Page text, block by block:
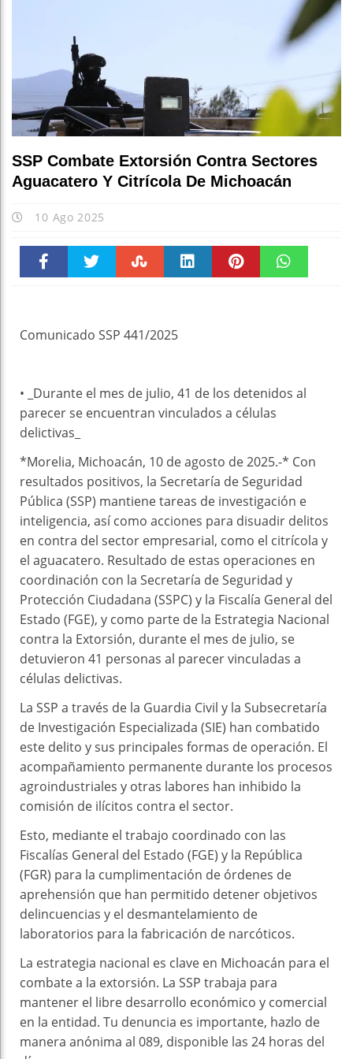
SSP Combate Extorsión Contra Sectores
Aguacatero Y Citrícola De Michoacán
10 Ago 2025
Comunicado SSP 441/2025
• _Durante el mes de julio, 41 de los detenidos al
parecer se encuentran vinculados a células
delictivas_
*Morelia, Michoacán, 10 de agosto de 2025.-* Con
resultados positivos, la Secretaría de Seguridad
Pública (SSP) mantiene tareas de investigación e
inteligencia, así como acciones para disuadir delitos
en contra del sector empresarial, como el citrícola y
el aguacatero. Resultado de estas operaciones en
coordinación con la Secretaría de Seguridad y
Protección Ciudadana (SSPC) y la Fiscalía General del
Estado (FGE), y como parte de la Estrategia Nacional
contra la Extorsión, durante el mes de julio, se
detuvieron 41 personas al parecer vinculadas a
células delictivas.
La SSP a través de la Guardia Civil y la Subsecretaría
de Investigación Especializada (SIE) han combatido
este delito y sus principales formas de operación. El
acompañamiento permanente durante los procesos
agroindustriales y otras labores han inhibido la
comisión de ilícitos contra el sector.
Esto, mediante el trabajo coordinado con las
Fiscalías General del Estado (FGE) y la República
(FGR) para la cumplimentación de órdenes de
aprehensión que han permitido detener objetivos
delincuencias y el desmantelamiento de
laboratorios para la fabricación de narcóticos.
La estrategia nacional es clave en Michoacán para el
combate a la extorsión. La SSP trabaja para
mantener el libre desarrollo económico y comercial
en la entidad. Tu denuncia es importante, hazlo de
manera anónima al 089, disponible las 24 horas del